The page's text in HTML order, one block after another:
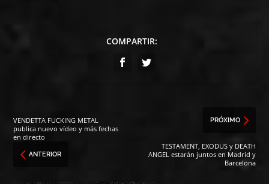
COMPARTIR:
VENDETTA FUCKING METAL
publica nuevo vídeo y más fechas
en directo
ANTERIOR
PRÓXIMO
TESTAMENT, EXODUS y DEATH
ANGEL estarán juntos en Madrid y
Barcelona